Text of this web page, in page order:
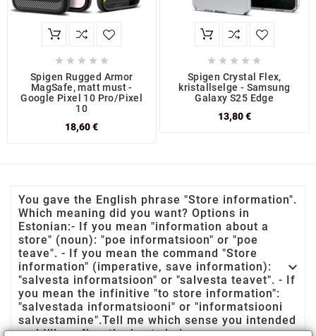
    
Spigen Rugged Armor
MagSafe, matt must -
Google Pixel 10 Pro/Pixel
10
18,60 €
    
Spigen Crystal Flex,
kristallselge - Samsung
Galaxy S25 Edge
13,80 €
You gave the English phrase "Store information".
Which meaning did you want? Options in
Estonian:- If you mean "information about a
store" (noun): "poe informatsioon" or "poe
teave". - If you mean the command "Store
information" (imperative, save information):
"salvesta informatsioon" or "salvesta teavet". - If
you mean the infinitive "to store information":
"salvestada informatsiooni" or "informatsiooni
salvestamine".Tell me which sense you intended
and I’ll confirm the best choice.
